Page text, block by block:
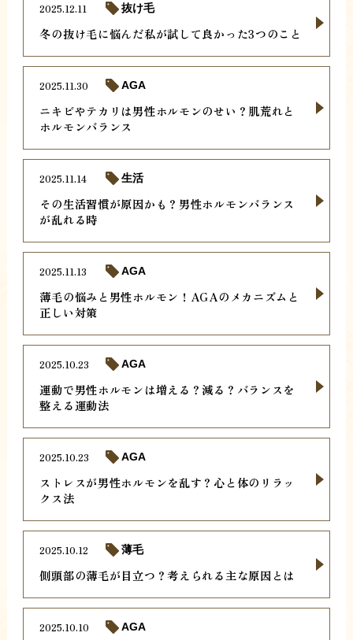
冬の抜け毛に悩んだ私が試して良かった3つのこと
2025.12.11 抜け毛
ニキビやテカリは男性ホルモンのせい？肌荒れと
ホルモンバランス
2025.11.30 AGA
その生活習慣が原因かも？男性ホルモンバランス
が乱れる時
2025.11.14 生活
薄毛の悩みと男性ホルモン！AGAのメカニズムと
正しい対策
2025.11.13 AGA
運動で男性ホルモンは増える？減る？バランスを
整える運動法
2025.10.23 AGA
ストレスが男性ホルモンを乱す？心と体のリラッ
クス法
2025.10.23 AGA
側頭部の薄毛が目立つ？考えられる主な原因とは
2025.10.12 薄毛
2025.10.10 AGA